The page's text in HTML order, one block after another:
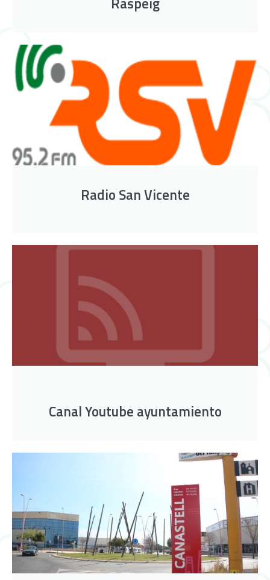
Radio San Vicente
Canal Youtube ayuntamiento